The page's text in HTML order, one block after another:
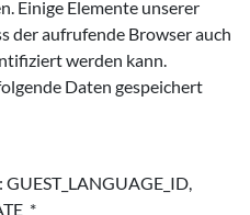
Einige Elemente unserer
der aufrufende Browser auch
werden kann.
Daten gespeichert